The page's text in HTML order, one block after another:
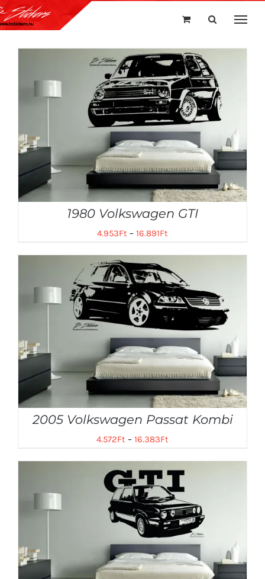
Kihagyás
1980 Volkswagen GTI
4.953Ft – 16.891Ft
2005 Volkswagen Passat Kombi
4.572Ft – 16.383Ft